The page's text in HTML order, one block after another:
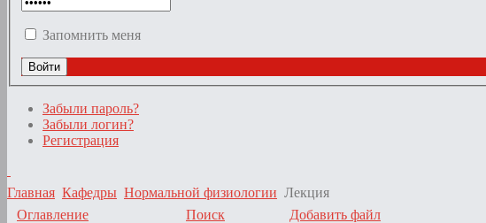
Запомнить меня
Забыли пароль?
Забыли логин?
Регистрация
Главная Кафедры Нормальной физиологии Лекция
Оглавление
Поиск Добавить файл